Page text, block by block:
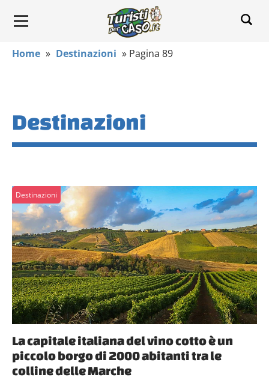
Home » Destinazioni » Pagina 89
Destinazioni
Destinazioni
La capitale italiana del vino cotto è un
piccolo borgo di 2000 abitanti tra le
colline delle Marche